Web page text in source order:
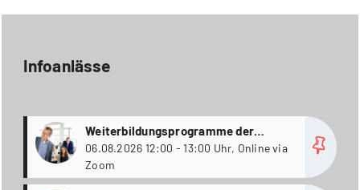
Infoanlässe
Weiterbildungsprogramme der
Kalaidos Business School
06.08.2026 12:00 - 13:00 Uhr, Online via
Zoom